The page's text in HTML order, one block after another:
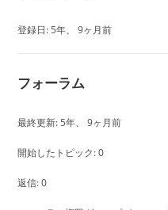
登録日: 5年、 9ヶ月前
フォーラム
最終更新: 5年、 9ヶ月前
開始したトピック: 0
返信: 0